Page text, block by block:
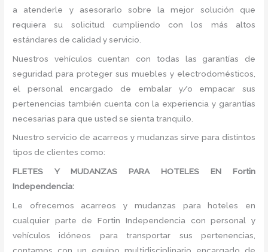
a atenderle y asesorarlo sobre la mejor solución que
requiera su solicitud cumpliendo con los más altos
estándares de calidad y servicio.
Nuestros vehículos cuentan con todas las garantías de
seguridad para proteger sus muebles y electrodomésticos,
el personal encargado de embalar y/o empacar sus
pertenencias también cuenta con la experiencia y garantías
necesarias para que usted se sienta tranquilo.
Nuestro servicio de acarreos y mudanzas sirve para distintos
tipos de clientes como:
FLETES Y MUDANZAS PARA HOTELES EN Fortin
Independencia:
Le ofrecemos acarreos y mudanzas para hoteles en
cualquier parte de Fortin Independencia con personal y
vehículos idóneos para transportar sus pertenencias,